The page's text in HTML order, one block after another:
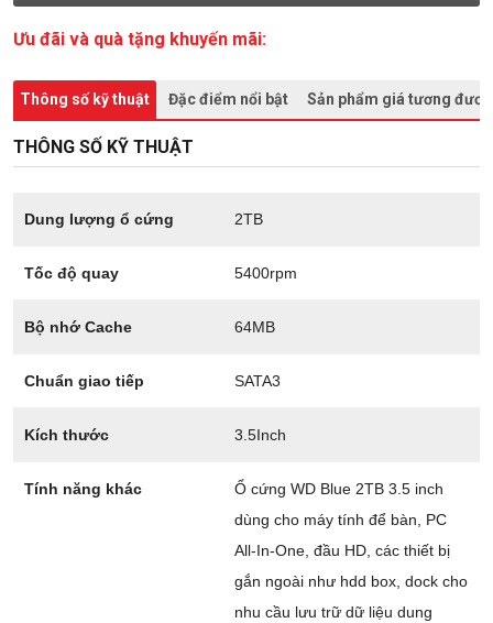
Ưu đãi và quà tặng khuyến mãi:
Thông số kỹ thuật Đặc điểm nổi bật Sản phẩm giá tương
THÔNG SỐ KỸ THUẬT
Dung lượng ổ cứng 2TB
Tốc độ quay 5400rpm
Bộ nhớ Cache 64MB
Chuẩn giao tiếp SATA3
Kích thước 3.5Inch
Tính năng khác
Ổ cứng WD Blue 2TB 3.5 inch
dùng cho máy tính để bàn, PC
All-In-One, đầu HD, các thiết bị
gắn ngoài như hdd box, dock cho
nhu cầu lưu trữ dữ liệu dung